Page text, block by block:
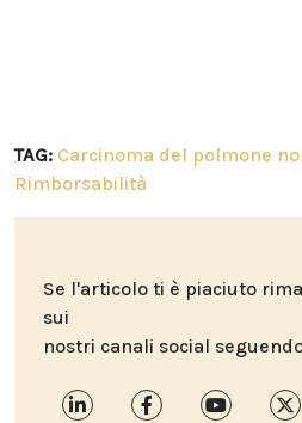
TAG: Carcinoma del polmone
Rimborsabilità
Se l'articolo ti è piaciuto
sui
nostri canali social